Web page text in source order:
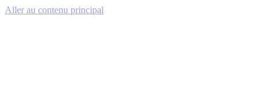
Aller au contenu principal